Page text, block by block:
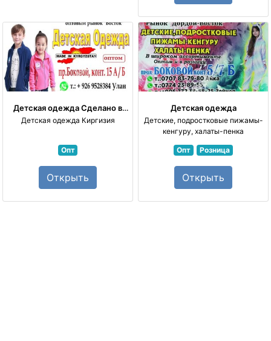
Детская одеждаСделано в
Киргизии
Детская одежда Киргизия
Опт
Открыть
Детская одежда
Детские, подростковые пижамы-
кенгуру, халаты-пенка
Опт Розница
Открыть